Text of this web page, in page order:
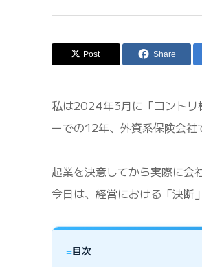
Post Share
私は2024年3月に「コントリ
ーでの12年、外資系保険会社
起業を決意してから実際に会
今日は、経営における「決断
≡目次